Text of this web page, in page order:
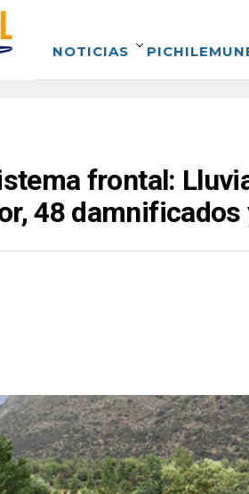
NOTICIAS
frontal:
48